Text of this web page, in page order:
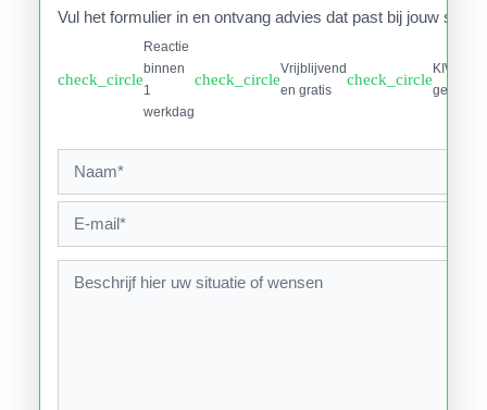
Vul het formulier in en ontvang advies dat past bij jouw
check_circle
Reactie
binnen
1
werkdag
check_circle
Vrijblijvend
en gratis
check_circle
KIWA